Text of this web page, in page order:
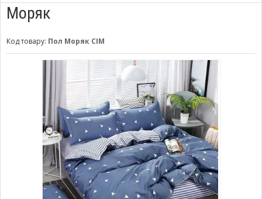
Моряк
Код товару: Пол Моряк СІМ